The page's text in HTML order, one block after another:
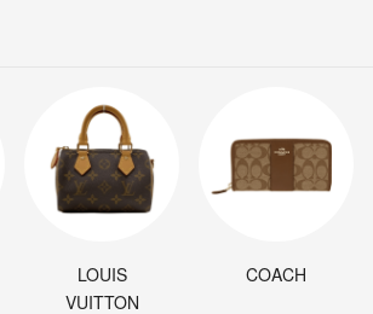
LOUIS
VUITTON
COACH